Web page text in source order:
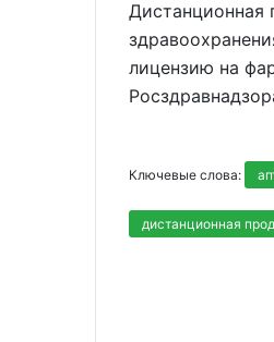
Дистанционная
лицензию на
Ключевые слова:
дистанционная